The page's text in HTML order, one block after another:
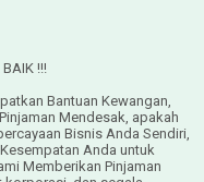
!!!
Bantuan Kewangan,
Mendesak, apakah
Bisnis Anda Sendiri,
Anda untuk
Memberikan Pinjaman